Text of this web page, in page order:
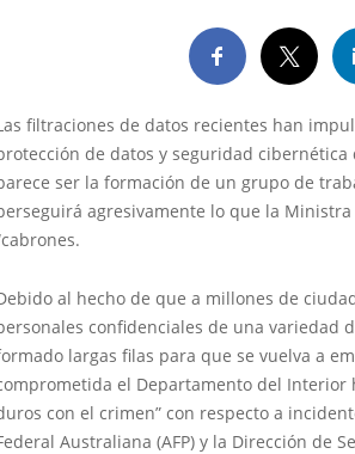
filtraciones de datos recientes han
de datos y seguridad
ser la formación de un grupo de
agresivamente lo que la
al hecho de que a millones de
confidenciales de una variedad
largas filas para que se vuelva a
el Departamento del
con el crimen” con respecto a
Australiana (AFP) y la Dirección de